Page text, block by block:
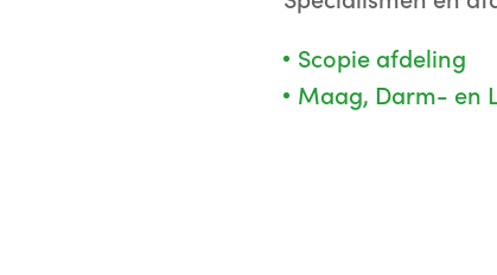
Scopie afdeling
Maag, Darm- en